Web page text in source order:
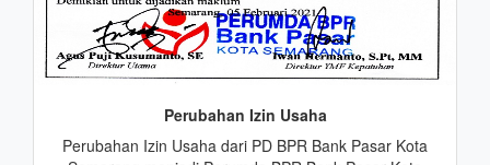
Perubahan Izin Usaha
Perubahan Izin Usaha dari PD BPR Bank Pasar Kota